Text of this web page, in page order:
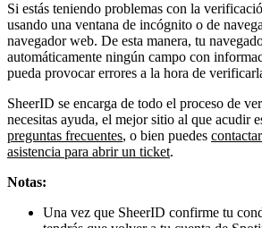
Si estás teniendo problemas con la
usando una ventana de incógnito o de
navegador web. De esta manera, tu
automáticamente ningún campo con
pueda provocar errores a la hora de
SheerID se encarga de todo el proceso de
necesitas ayuda, el mejor sitio al que acudir
preguntas frecuentes, o bien puedes
asistencia para abrir un ticket.
Notas:
Una vez que SheerID confirme tu